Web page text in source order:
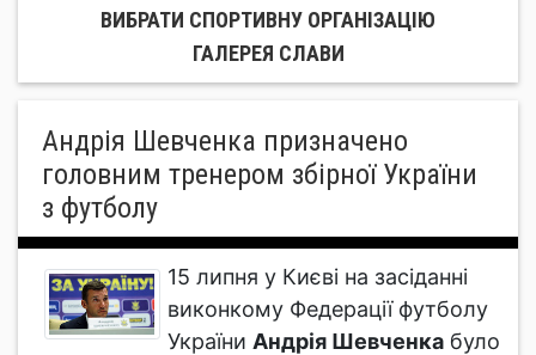
ВИБРАТИ СПОРТИВНУ ОРГАНIЗАЦIЮ
ГАЛЕРЕЯ СЛАВИ
Андрія Шевченка призначено
головним тренером збірної України
з футболу
15 липня у Києві на засіданні
виконкому Федерації футболу
України Андрія Шевченка було